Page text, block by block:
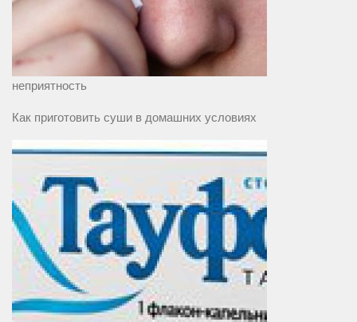
неприятность
Как приготовить суши в домашних условиях